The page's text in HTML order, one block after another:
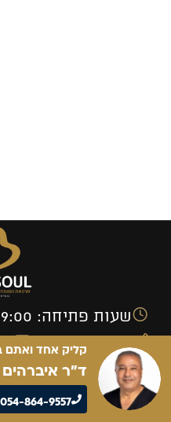
שעות פתיחה: 9:00 – 18:00
054-864-9557
drbsoull@gmail.com
המקום נגיש לבעלי
ניווט מהיר
קליק אחד ואתם
ד”ר
054-864-9557